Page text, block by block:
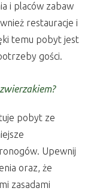
i placów zabaw
restauracje i
temu pobyt jest
gości.
pobyt ze
Upewnij
oraz, że
zasadami